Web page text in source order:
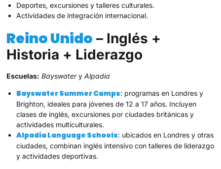
Deportes, excursiones y talleres culturales.
Actividades de integración internacional.
Reino Unido – Inglés +
Historia + Liderazgo
Escuelas: BayswateryAlpadia
Bayswater Summer Camps: programas en Londres y
Brighton, ideales para jóvenes de 12 a 17 años. Incluyen
clases de inglés, excursiones por ciudades británicas y
actividades multiculturales.
Alpadia Language Schools: ubicados en Londres y otras
ciudades, combinan inglés intensivo con talleres de liderazgo
y actividades deportivas.